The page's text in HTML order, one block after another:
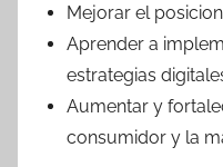
Mejorar el
Aprender a
estrategias
Aumentar y
consumidor y la